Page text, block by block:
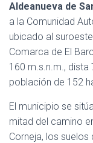
Aldeanueva de
a la Comunidad
ubicado al
Comarca de El
160 m.s.n.m., dista
población de 152
El municipio se
mitad del camino
Corneja, los suelos